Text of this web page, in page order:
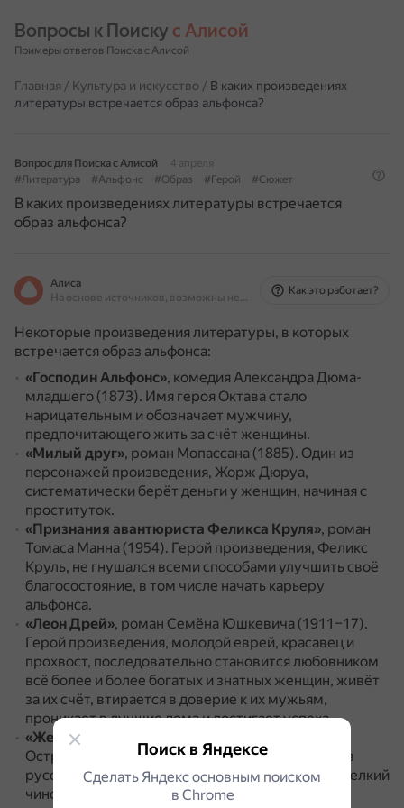
Вопросы к Поиску с Алисой
Примеры ответов Поиска с Алисой
Главная / Культура и искусство / В каких произведениях
литературы встречается образ альфонса?
Вопрос для Поиска с Алисой
4 апреля
#Литература
#Альфонс #Образ #Герой #Сюжет
В каких произведениях литературы встречается
образ альфонса?
Алиса
На основе источников, возможны неточности
Как это работает?
Некоторые произведения литературы, в которых
встречается образ альфонса:
«Господин Альфонс», комедия Александра Дюма-
младшего (1873). Имя героя Октава стало
нарицательным и обозначает мужчину,
предпочитающего жить за счёт женщины.
«Милый друг», роман Мопассана (1885). Один из
персонажей произведения, Жорж Дюруа,
систематически берёт деньги у женщин, начиная с
проституток.
«Признания авантюриста Феликса Круля», роман
Томаса Манна (1954). Герой произведения, Феликс
Круль, не гнушался всеми способами улучшить своё
благосостояние, в том числе начать карьеру
альфонса.
«Леон Дрей», роман Семёна Юшкевича (1911–17).
Герой произведения, молодой еврей, красавец и
прохвост, последовательно становится любовником
всё более и более богатых и знатных женщин, живёт
за их счёт, втирается в доверие к их мужьям,
проникает в лучшие дома и достигает успеха.
«Женитьба Бальзаминова»
Островского (1861).Самый известный альфонс в
русской литературе — Михайло Бальзаминов, мелкий
чиновник, который любит мечтать и видеть сны.
Поиск в Яндексе
Сделать Яндекс основным поиском
в Сhrome